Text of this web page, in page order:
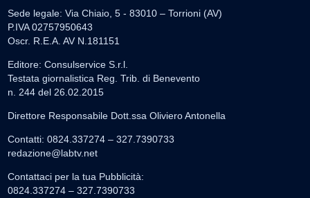
Sede legale: Via Chiaio, 5 - 83010 – Torrioni (AV)
P.IVA 02757950643
Oscr. R.E.A. AV N.181151
Editore: Consulservice S.r.l.
Testata giornalistica Reg. Trib. di Benevento
n. 244 del 26.02.2015
Direttore Responsabile Dott.ssa Oliviero Antonella
Contatti: 0824.337274 – 327.7390733
redazione@labtv.net
Contattaci per la tua Pubblicità:
0824.337274 – 327.7390733